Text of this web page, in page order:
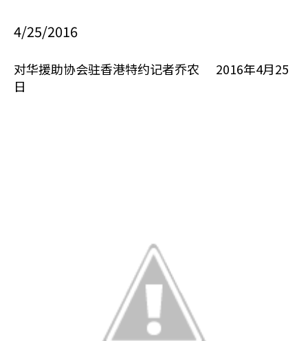
o
n
4/25/2016
对华援助协会驻香港特约记者乔农 2016年4月25
日